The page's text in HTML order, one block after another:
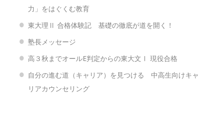
力」をはぐくむ教育
東大理Ⅱ 合格体験記 基礎の徹底が道を開く！
塾長メッセージ
高３秋までオールE判定からの東大文Ⅰ 現役合格
自分の進む道（キャリア）を見つける 中高生向けキャ
リアカウンセリング